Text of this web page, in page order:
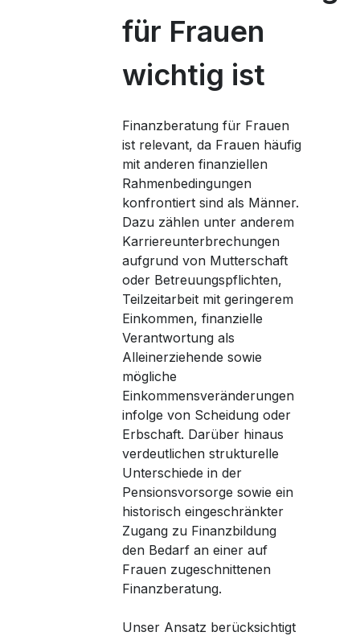
für Frauen
wichtig ist
Finanzberatung für Frauen
ist relevant, da Frauen häufig
mit anderen finanziellen
Rahmenbedingungen
konfrontiert sind als Männer.
Dazu zählen unter anderem
Karriereunterbrechungen
aufgrund von Mutterschaft
oder Betreuungspflichten,
Teilzeitarbeit mit geringerem
Einkommen, finanzielle
Verantwortung als
Alleinerziehende sowie
mögliche
Einkommensveränderungen
infolge von Scheidung oder
Erbschaft. Darüber hinaus
verdeutlichen strukturelle
Unterschiede in der
Pensionsvorsorge sowie ein
historisch eingeschränkter
Zugang zu Finanzbildung
den Bedarf an einer auf
Frauen zugeschnittenen
Finanzberatung.
Unser Ansatz berücksichtigt